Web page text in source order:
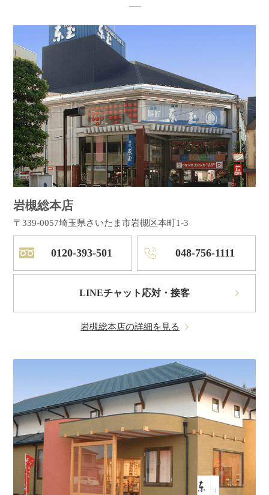
岩槻総本店
〒339-0057埼玉県さいたま市岩槻区本町1-3
0120-393-501 048-756-1111
LINEチャット応対・接客
岩槻総本店の詳細を見る